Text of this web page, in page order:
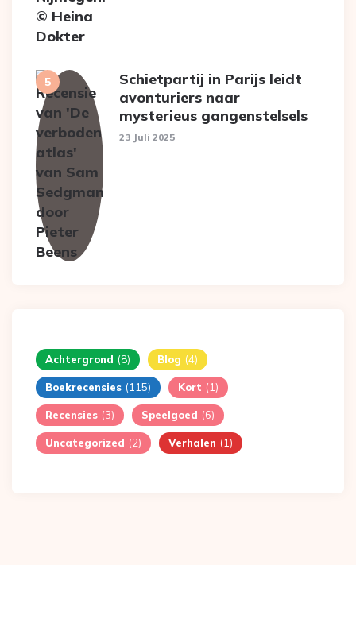
Schietpartij in Parijs leidt
avonturiers naar
mysterieus gangenstelsels
23 Juli 2025
Achtergrond (8) Blog (4)
Boekrecensies (115) Kort (1)
Recensies (3) Speelgoed (6)
Uncategorized (2) Verhalen (1)